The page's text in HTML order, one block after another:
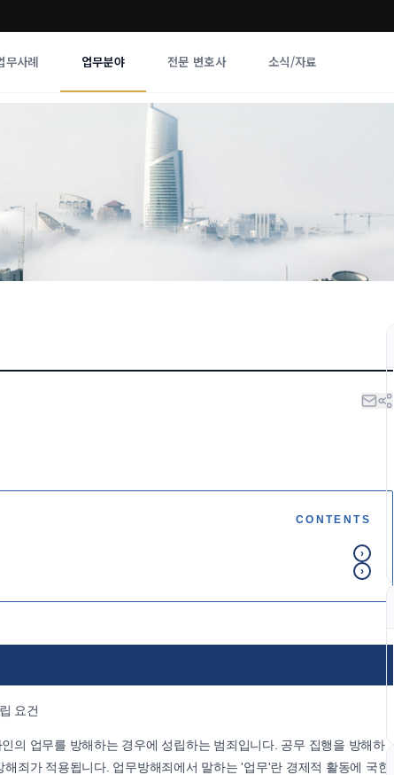
무사례 업무분야 전문 변호사 소식/자료
CONTENTS
›
›
요건
의 업무를 방해하는 경우에 성립하는 범죄입니다. 공무 집행을 방해하
죄가 적용됩니다. 업무방해죄에서 말하는 '업무'란 경제적 활동에 국한